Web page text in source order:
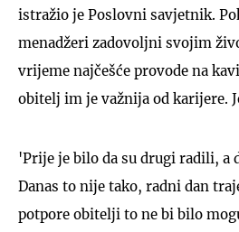
istražio je Poslovni savjetnik.
menadžeri zadovoljni svojim
vrijeme najčešće provode na
obitelj im je važnija od karijere.
'Prije je bilo da su drugi radili, a
Danas to nije tako, radni dan
potpore obitelji to ne bi bilo